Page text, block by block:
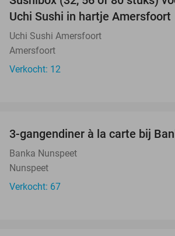
TODAY
Uchi Sushi in hartje Amersfoort
Uchi Sushi Amersfoort
Amersfoort
Verkocht: 12
NEW
TODAY
3-gangendiner à la carte bij
Banka Nunspeet
Nunspeet
Verkocht: 67